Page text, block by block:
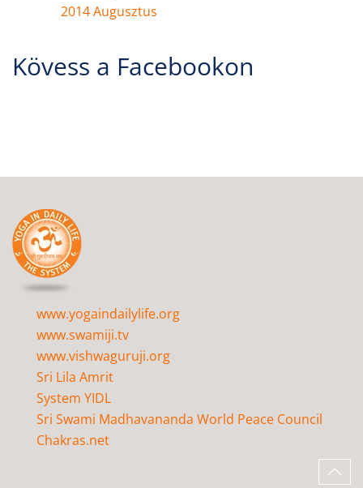
2014 Augusztus
Kövess a Facebookon
www.yogaindailylife.org
www.swamiji.tv
www.vishwaguruji.org
Sri Lila Amrit
System YIDL
Sri Swami Madhavananda World Peace Council
Chakras.net